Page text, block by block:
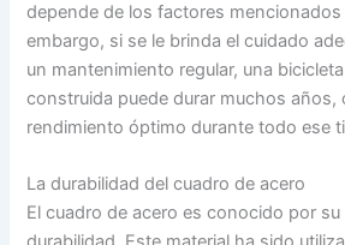
depende de los factores
embargo, si se le brinda el cuidado
un mantenimiento regular, una
construida puede durar muchos años,
rendimiento óptimo durante todo ese
La durabilidad del cuadro de acero
El cuadro de acero es conocido por